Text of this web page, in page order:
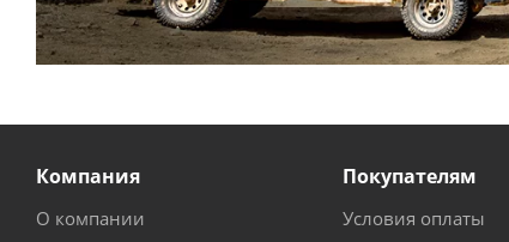
Компания
О компании
Покупателям
Условия оплаты